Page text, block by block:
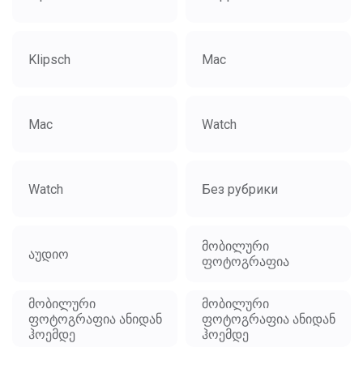
Klipsch Mac
Mac Watch
Watch Без рубрики
აუდიო
მობილური
ფოტოგრაფია
მობილური
ფოტოგრაფია ანიდან
ჰოემდე
მობილური
ფოტოგრაფია ანიდან
ჰოემდე